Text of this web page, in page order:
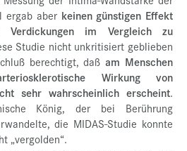
ergab aber keinen günstigen Effekt
Verdickungen im Vergleich zu
Studie nicht unkritisiert geblieben
berechtigt, daßam Menschen
Wirkung von
sehr wahrscheinlich erscheint.
König, der bei Berührung
die MIDAS-Studie konnte
„vergolden“.